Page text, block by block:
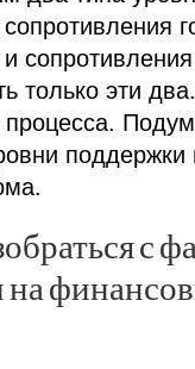
только эти
процесса.
поддержки
с